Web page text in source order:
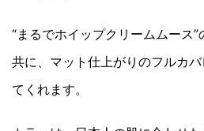
“まるでホイップクリームムース
共に、マット仕上がりのフルカ
てくれます。